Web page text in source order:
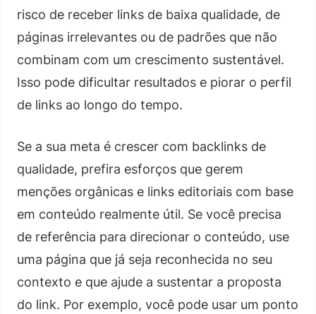
risco de receber links de baixa qualidade, de
páginas irrelevantes ou de padrões que não
combinam com um crescimento sustentável.
Isso pode dificultar resultados e piorar o perfil
de links ao longo do tempo.
Se a sua meta é crescer com backlinks de
qualidade, prefira esforços que gerem
menções orgânicas e links editoriais com base
em conteúdo realmente útil. Se você precisa
de referência para direcionar o conteúdo, use
uma página que já seja reconhecida no seu
contexto e que ajude a sustentar a proposta
do link. Por exemplo, você pode usar um ponto